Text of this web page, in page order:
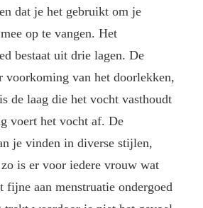
dat je het gebruikt om je
op te vangen. Het
bestaat uit drie lagen. De
voorkoming van het doorlekken,
de laag die het vocht vasthoudt
voert het vocht af. De
je vinden in diverse stijlen,
is er voor iedere vrouw wat
aan menstruatie ondergoed